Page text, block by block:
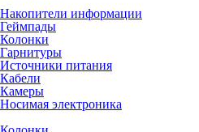
Накопители информации
Геймпады
Колонки
Гарнитуры
Источники питания
Кабели
Камеры
Носимая электроника